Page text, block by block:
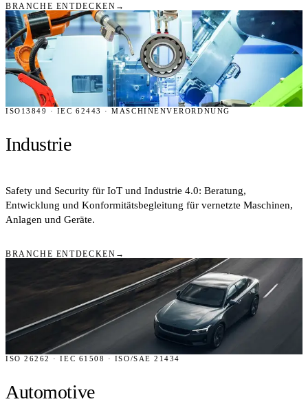
BRANCHE ENTDECKEN →
ISO13849 · IEC 62443 · MASCHINENVERORDNUNG
Industrie
Safety und Security für IoT und Industrie 4.0: Beratung,
Entwicklung und Konformitätsbegleitung für vernetzte Maschinen,
Anlagen und Geräte.
BRANCHE ENTDECKEN →
ISO 26262 · IEC 61508 · ISO/SAE 21434
Automotive